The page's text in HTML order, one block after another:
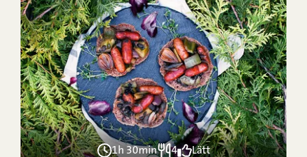
1h 30min 4 Lätt